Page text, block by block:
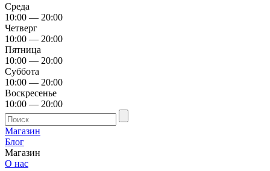
Среда
10:00 — 20:00
Четверг
10:00 — 20:00
Пятница
10:00 — 20:00
Суббота
10:00 — 20:00
Воскресенье
10:00 — 20:00
Магазин
Блог
Магазин
О нас